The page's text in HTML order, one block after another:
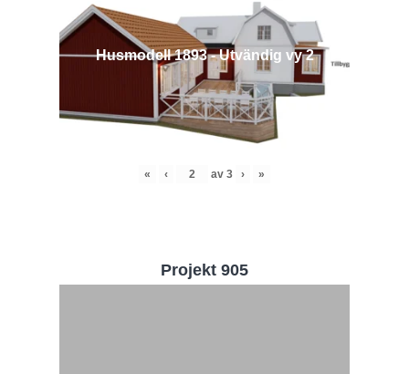
Husmodell 1893 - Utvändig vy 2
« ‹ av 3 › »
Projekt 905